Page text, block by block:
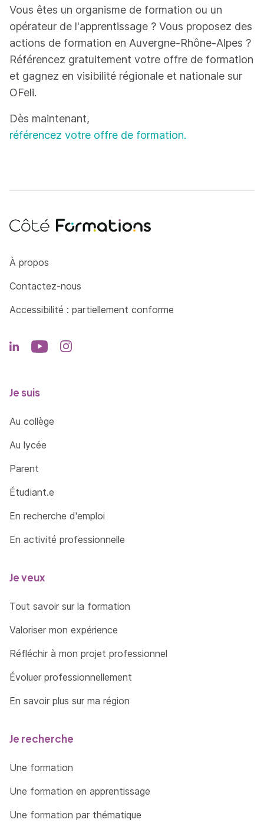
Vous êtes un organisme de formation ou un
opérateur de l'apprentissage ? Vous proposez des
actions de formation en Auvergne-Rhône-Alpes ?
Référencez gratuitement votre offre de formation
et gagnez en visibilité régionale et nationale sur
OFeli.
Dès maintenant,
référencez votre offre de formation.
Côté Formations
À propos
Contactez-nous
Accessibilité : partiellement conforme
Je suis
Au collège
Au lycée
Parent
Étudiant.e
En recherche d'emploi
En activité professionnelle
Je veux
Tout savoir sur la formation
Valoriser mon expérience
Réfléchir à mon projet professionnel
Évoluer professionnellement
En savoir plus sur ma région
Je recherche
Une formation
Une formation en apprentissage
Une formation par thématique